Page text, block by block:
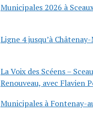
Municipales 2026 à
Ligne 4 jusqu’à
La Voix des Scéens –
Renouveau, avec Flavien
Municipales à Fontenay-